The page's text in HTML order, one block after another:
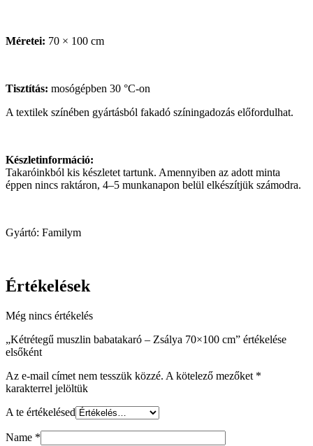
Méretei: 70 × 100 cm
Tisztítás: mosógépben 30 °C-on
A textilek színében gyártásból fakadó színingadozás előfordulhat.
Készletinformáció:
Takaróinkból kis készletet tartunk. Amennyiben az adott minta
éppen nincs raktáron, 4–5 munkanapon belül elkészítjük számodra.
Gyártó: Familym
Értékelések
Még nincs értékelés
„Kétrétegű muszlin babatakaró – Zsálya 70×100 cm” értékelése
elsőként
Az e-mail címet nem tesszük közzé. A kötelező mezőket *
karakterrel jelöltük
A te értékelésed
Name *